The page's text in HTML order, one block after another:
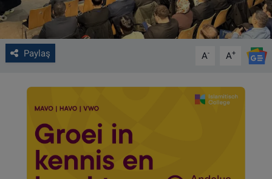
Paylaş A- A+